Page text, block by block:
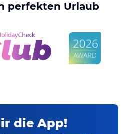
perfekten Urlaub
die App!